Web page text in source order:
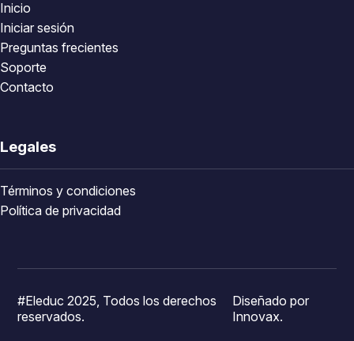
Inicio
Iniciar sesión
Preguntas frecientes
Soporte
Contacto
Legales
Términos y condiciones
Política de privacidad
#Eleduc 2025, Todos los derechos
reservados.
Diseñado por
Innovax.